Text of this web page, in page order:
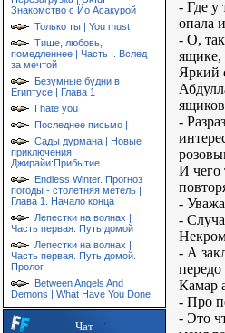
Знакомство с Йо Асакурой
Только ты | You must
Тише, любовь,
помедленнее | Часть I. Вслед
за мечтой
Безумные будни в
Египтусе | Глава 1
I hate you
Последнее письмо | I
Сады дурмана | Новые
приключения
Джирайи:Прибытие
Endless Winter. Прогноз
погоды - столетняя метель |
Глава 1. Начало конца
Лепестки на волнах |
Часть первая. Путь домой
Лепестки на волнах |
Часть первая. Путь домой.
Пролог
Between Angels And
Demons | What Have You Done
Чат
- Где у
опала
- О,
ящике,
Яркий
-
И чего
-
-
- А
Камар
- Про
- Это